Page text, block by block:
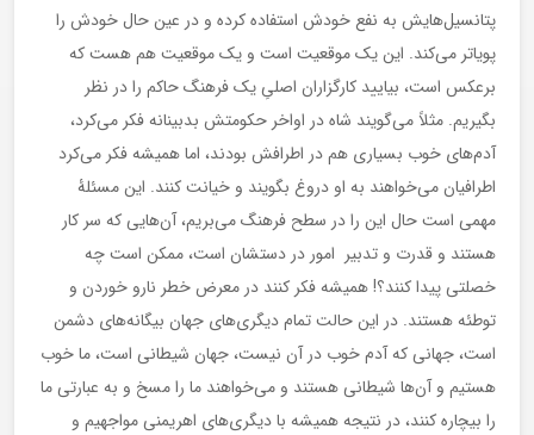
پتانسیل‌هایش به نفع خودش استفاده کرده و در عین حال خودش را
پویا‌تر می‌کند. این یک موقعیت است و یک موقعیت هم هست که
برعکس است، بیایید کارگزاران اصلیِ یک فرهنگ حاکم را در نظر
بگیریم. مثلاً می‌گویند شاه در اواخر حکومتش بدبینانه فکر می‌کرد،
آدم‌های خوب بسیاری هم در اطرافش بودند، اما همیشه فکر می‌کرد
اطرافیان می‌خواهند به او دروغ بگویند و خیانت کنند. این مسئلۀ
مهمی است حال این را در سطح فرهنگ می‌بریم، آن‌هایی که سر کار
هستند و قدرت و تدبیر امور در دستشان است، ممکن است چه
خصلتی پیدا کنند؟! همیشه فکر ‌کنند در معرض خطر نارو خوردن و
توطئه هستند. در این حالت تمام دیگری‌های جهان بیگانه‌های دشمن
است، جهانی که آدم خوب در آن نیست، جهان شیطانی است، ما خوب
هستیم و آن‌ها شیطانی هستند و می‌خواهند ما را مسخ و به عبارتی ما
را بیچاره کنند، در نتیجه همیشه با دیگری‌های اهریمنی مواجهیم و